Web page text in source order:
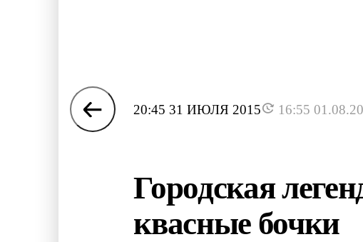
20:45 31 ИЮЛЯ 2015 16:55
Городская
квасные бочки